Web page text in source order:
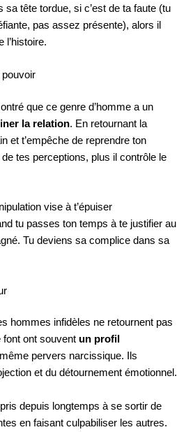
sa tête tordue, si c’est de ta faute (tu
pas assez présente), alors il
l’histoire.
que ce genre d’homme a un
la relation. En retournant la
et t’empêche de reprendre ton
tes perceptions, plus il contrôle le
vise à t’épuiser
tu passes ton temps à te justifier au
Tu deviens sa complice dans sa
hommes infidèles ne retournent pas
font ont souvent un profil
pervers narcissique. Ils
et du détournement émotionnel.
depuis longtemps à se sortir de
en faisant culpabiliser les autres.